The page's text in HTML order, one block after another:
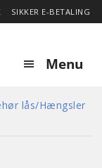
SIKKER E-BETALING
Menu
lås/Hængsler